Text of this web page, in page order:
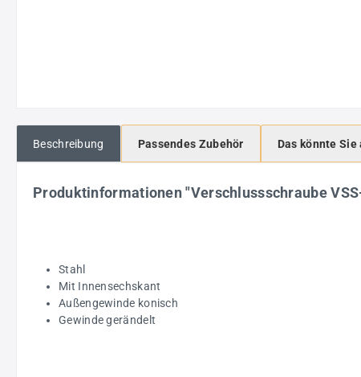
Beschreibung Passendes Zubehör Das könnte
Produktinformationen "Verschlussschraube
Stahl
Mit Innensechskant
Außengewinde konisch
Gewinde gerändelt